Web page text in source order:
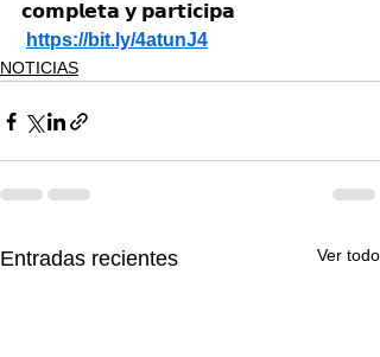
𝗰𝗼𝗺𝗽𝗹𝗲𝘁𝗮 𝘆 𝗽𝗮𝗿𝘁𝗶𝗰𝗶𝗽𝗮
https://bit.ly/4atunJ4
NOTICIAS
Entradas recientes Ver todo